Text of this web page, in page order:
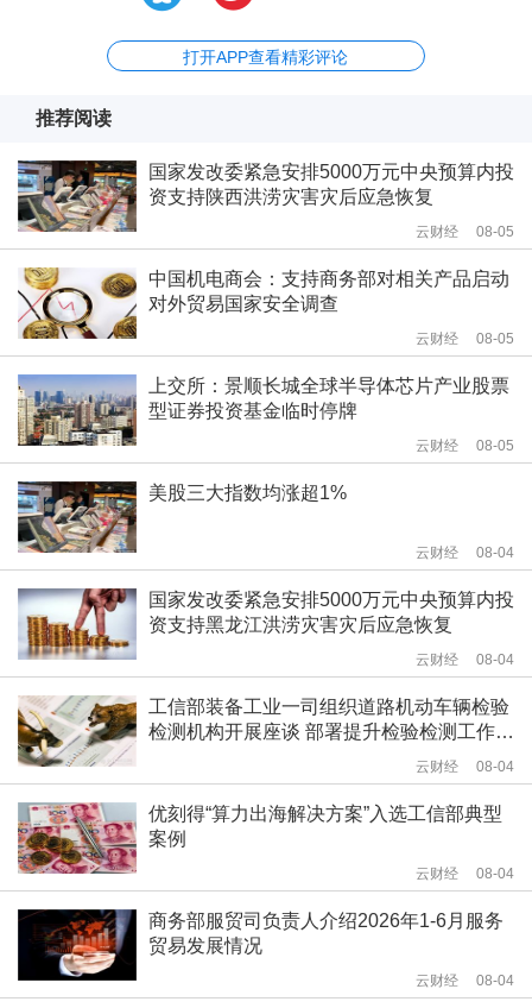
打开APP查看精彩评论
推荐阅读
国家发改委紧急安排5000万元中央预算内投
资支持陕西洪涝灾害灾后应急恢复
云财经 08-05
中国机电商会：支持商务部对相关产品启动
对外贸易国家安全调查
云财经 08-05
上交所：景顺长城全球半导体芯片产业股票
型证券投资基金临时停牌
云财经 08-05
美股三大指数均涨超1%
云财经 08-04
国家发改委紧急安排5000万元中央预算内投
资支持黑龙江洪涝灾害灾后应急恢复
云财经 08-04
工信部装备工业一司组织道路机动车辆检验
检测机构开展座谈 部署提升检验检测工作质
云财经 08-04
优刻得“算力出海解决方案”入选工信部典型
案例
云财经 08-04
商务部服贸司负责人介绍2026年1-6月服务
贸易发展情况
云财经 08-04